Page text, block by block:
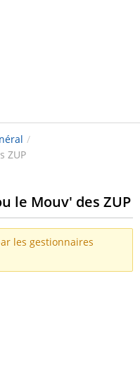
/
ZUP
le Mouv' des ZUP
les gestionnaires